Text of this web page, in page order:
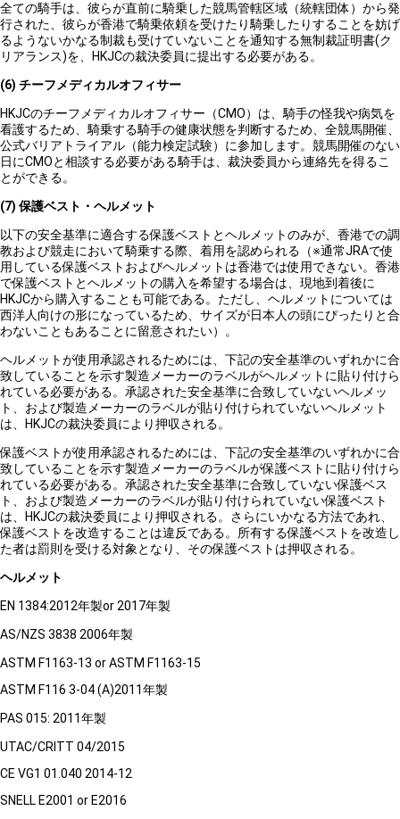
全ての騎手は、彼らが直前に騎乗した競馬管轄区域（統轄団体）から発
行された、彼らが香港で騎乗依頼を受けたり騎乗したりすることを妨げ
るようないかなる制裁も受けていないことを通知する無制裁証明書(ク
リアランス)を、HKJCの裁決委員に提出する必要がある。
(6) チーフメディカルオフィサー
HKJCのチーフメディカルオフィサー（CMO）は、騎手の怪我や病気を
看護するため、騎乗する騎手の健康状態を判断するため、全競馬開催、
公式バリアトライアル（能力検定試験）に参加します。競馬開催のない
日にCMOと相談する必要がある騎手は、裁決委員から連絡先を得るこ
とができる。
(7) 保護ベスト・ヘルメット
以下の安全基準に適合する保護ベストとヘルメットのみが、香港での調
教および競走において騎乗する際、着用を認められる（※通常JRAで使
用している保護ベストおよびヘルメットは香港では使用できない。香港
で保護ベストとヘルメットの購入を希望する場合は、現地到着後に
HKJCから購入することも可能である。ただし、ヘルメットについては
西洋人向けの形になっているため、サイズが日本人の頭にぴったりと合
わないこともあることに留意されたい）。
ヘルメットが使用承認されるためには、下記の安全基準のいずれかに合
致していることを示す製造メーカーのラベルがヘルメットに貼り付けら
れている必要がある。承認された安全基準に合致していないヘルメッ
ト、および製造メーカーのラベルが貼り付けられていないヘルメット
は、HKJCの裁決委員により押収される。
保護ベストが使用承認されるためには、下記の安全基準のいずれかに合
致していることを示す製造メーカーのラベルが保護ベストに貼り付けら
れている必要がある。承認された安全基準に合致していない保護ベス
ト、および製造メーカーのラベルが貼り付けられていない保護ベスト
は、HKJCの裁決委員により押収される。さらにいかなる方法であれ、
保護ベストを改造することは違反である。所有する保護ベストを改造し
た者は罰則を受ける対象となり、その保護ベストは押収される。
ヘルメット
EN 1384:2012年製or 2017年製
AS/NZS 3838 2006年製
ASTM F1163-13 or ASTM F1163-15
ASTM F116 3-04 (A)2011年製
PAS 015: 2011年製
UTAC/CRITT 04/2015
CE VG1 01.040 2014-12
SNELL E2001 or E2016